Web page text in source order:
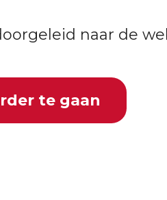
naar de
te gaan